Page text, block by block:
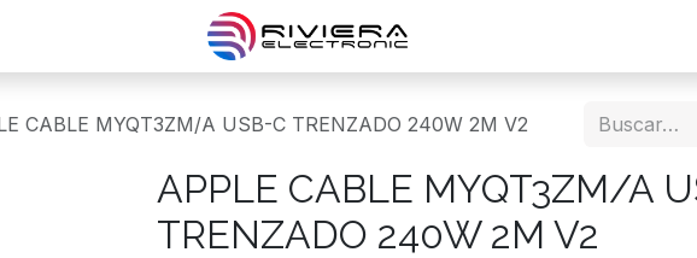
CABLE MYQT3ZM/A USB-C TRENZADO 240W 2M V2
APPLE CABLE MYQT3ZM/A
TRENZADO 240W 2M V2